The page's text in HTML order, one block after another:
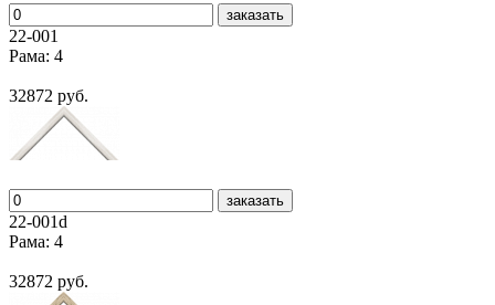
заказать
22-001
Рама: 4
32872 руб.
заказать
22-001d
Рама: 4
32872 руб.